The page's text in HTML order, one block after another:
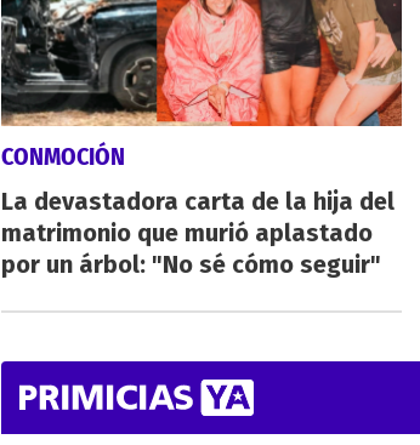
CONMOCIÓN
La devastadora carta de la hija del
matrimonio que murió aplastado
por un árbol: "No sé cómo seguir"